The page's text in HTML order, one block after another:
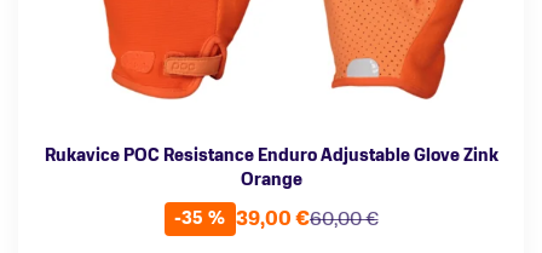
Rukavice POC Resistance Enduro Adjustable Glove Zink
Orange
-35 %
60,00 €
39,00 €